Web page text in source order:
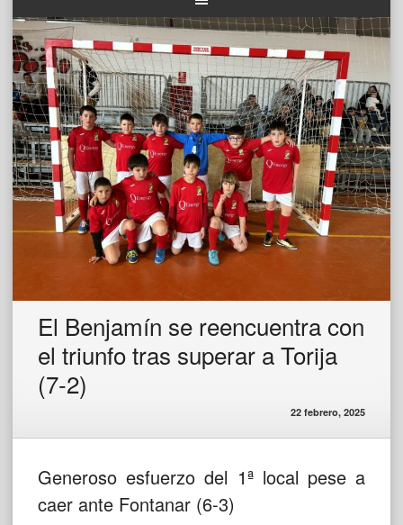
El Benjamín se reencuentra con
el triunfo tras superar a Torija
(7-2)
22 febrero, 2025
Generoso esfuerzo del 1ª local pese a
caer ante Fontanar (6-3)